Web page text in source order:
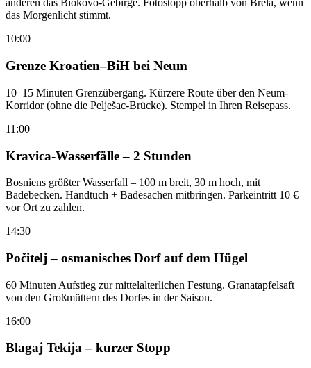
anderen das Biokovo-Gebirge. Fotostopp oberhalb von Brela, wenn
das Morgenlicht stimmt.
10:00
Grenze Kroatien–BiH bei Neum
10–15 Minuten Grenzübergang. Kürzere Route über den Neum-
Korridor (ohne die Pelješac-Brücke). Stempel in Ihren Reisepass.
11:00
Kravica-Wasserfälle – 2 Stunden
Bosniens größter Wasserfall – 100 m breit, 30 m hoch, mit
Badebecken. Handtuch + Badesachen mitbringen. Parkeintritt 10 €
vor Ort zu zahlen.
14:30
Počitelj – osmanisches Dorf auf dem Hügel
60 Minuten Aufstieg zur mittelalterlichen Festung. Granatapfelsaft
von den Großmüttern des Dorfes in der Saison.
16:00
Blagaj Tekija – kurzer Stopp